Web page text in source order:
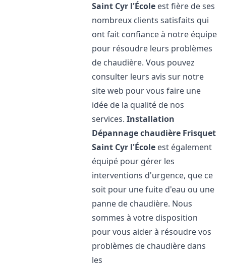
Saint Cyr l'École est fière de ses
nombreux clients satisfaits qui
ont fait confiance à notre équipe
pour résoudre leurs problèmes
de chaudière. Vous pouvez
consulter leurs avis sur notre
site web pour vous faire une
idée de la qualité de nos
services.Installation
Dépannage chaudière Frisquet
Saint Cyr l'École est également
équipé pour gérer les
interventions d'urgence, que ce
soit pour une fuite d'eau ou une
panne de chaudière. Nous
sommes à votre disposition
pour vous aider à résoudre vos
problèmes de chaudière dans
les